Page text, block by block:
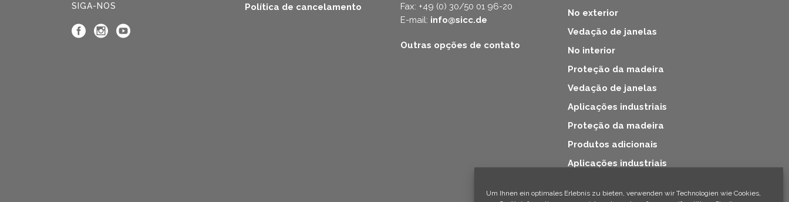
Um Ihnen ein optimales Erlebnis zu bieten, verwenden wir Technologien wie Cookies,
SIGA-NOS
Política de cancelamento
Fax: +49 (0) 30/50 01 96-20
E-mail: info@sicc.de
Outras opções de contato
No exterior
Vedação de janelas
No interior
Proteção da madeira
Vedação de janelas
Aplicações industriais
Proteção da madeira
Produtos adicionais
Aplicações industriais